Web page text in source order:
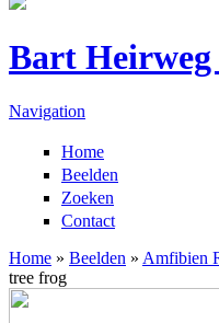
Bart Heirweg
Navigation
Home
Beelden
Zoeken
Contact
Home » Beelden » Amfibien
tree frog